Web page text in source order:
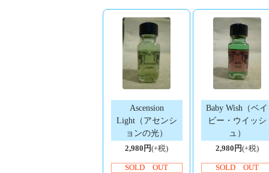
Ascension
Light（アセンシ
ョンの光）
2,980円(+税)
SOLD OUT
Baby Wish（ベイ
ビー・ウイッシ
ュ）
2,980円(+税)
SOLD OUT